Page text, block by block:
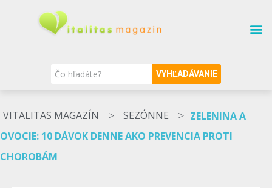
VYHĽADÁVANIE
VITALITAS MAGAZÍN > SEZÓNNE > ZELENINA A
OVOCIE: 10 DÁVOK DENNE AKO PREVENCIA PROTI
CHOROBÁM